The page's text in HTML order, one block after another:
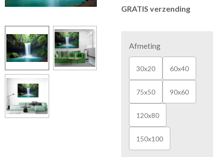
GRATIS verzending
Afmeting
30x20 60x40
75x50 90x60
120x80
150x100